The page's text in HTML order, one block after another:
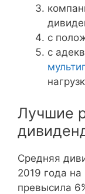
с
c
Лучшие
Средняя
2019 года
превысила